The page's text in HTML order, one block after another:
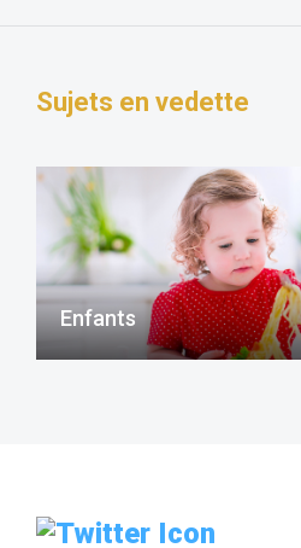
Sujets en vedette
Enfants